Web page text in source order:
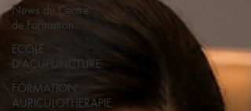
News du Centre
de Formation
ECOLE
D'ACUPUNCTURE
FORMATION
AURICULOTHERAPIE